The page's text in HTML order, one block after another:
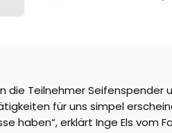
Teilnehmer
für uns simpel
haben“, erklärt Inge Els vom